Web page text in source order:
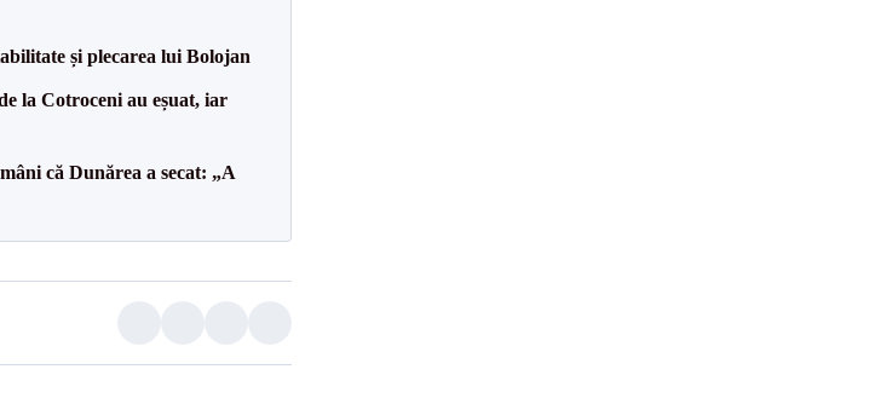
și plecarea lui Bolojan
la Cotroceni au eșuat, iar
că Dunărea a secat: „A